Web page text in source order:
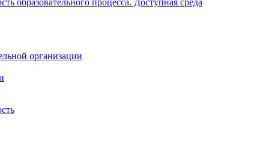
образовательного процесса. Доступная среда
организации